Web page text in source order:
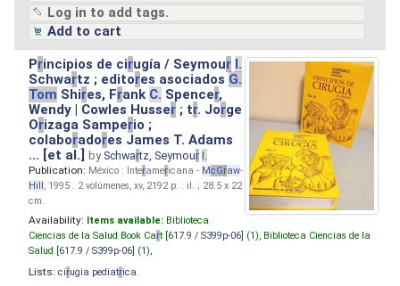
Log in to add tags.
Add to cart
Principios de cirugía / Seymour I.
Schwartz ; editores asociados G.
Tom Shires, Frank C. Spencer,
Wendy | Cowles Husser ; tr. Jorge
Orizaga Samperio ;
colaboradores James T. Adams
... [et al.]by Schwartz, Seymour I.
Publication: México : Interamericana - McGraw-
Hill, 1995 . 2 volúmenes, xv, 2192 p. : il. ; 28.5 x 22
cm.
Availability: Items available: Biblioteca
Ciencias de la Salud Book Cart [ 617.9 / S399p-06 ] (1), Biblioteca Ciencias de la
Salud [ 617.9 / S399p-06 ] (1),
Lists: cirugia pediatrica